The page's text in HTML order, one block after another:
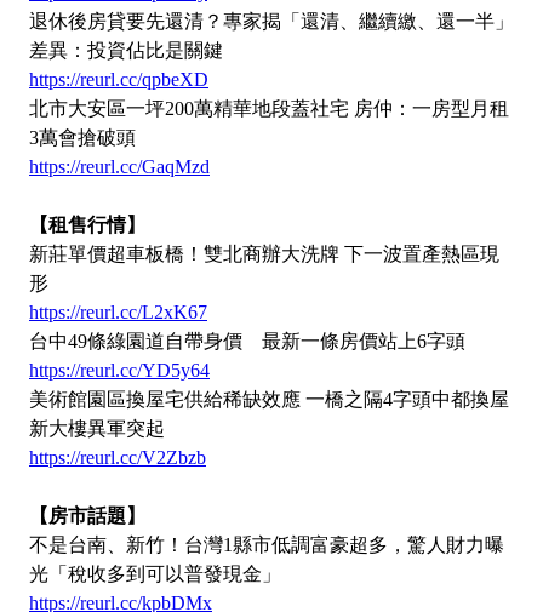
退休後房貸要先還清？專家揭「還清、繼續繳、還一半」
差異：投資佔比是關鍵
https://reurl.cc/qpbeXD
北市大安區一坪200萬精華地段蓋社宅 房仲：一房型月租
3萬會搶破頭
https://reurl.cc/GaqMzd
【租售行情】
新莊單價超車板橋！雙北商辦大洗牌 下一波置產熱區現
形
https://reurl.cc/L2xK67
台中49條綠園道自帶身價 最新一條房價站上6字頭
https://reurl.cc/YD5y64
美術館園區換屋宅供給稀缺效應 一橋之隔4字頭中都換屋
新大樓異軍突起
https://reurl.cc/V2Zbzb
【房市話題】
不是台南、新竹！台灣1縣市低調富豪超多，驚人財力曝
光「稅收多到可以普發現金」
https://reurl.cc/kpbDMx